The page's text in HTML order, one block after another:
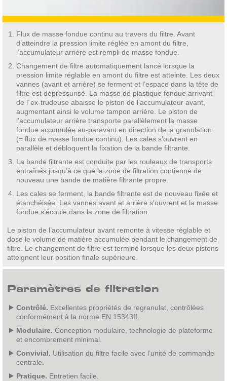
Flux de masse fondue continu au travers du filtre. Avant
d’atteindre la pression limite réglée en amont du filtre,
l’accumulateur arrière est rempli de masse fondue.
Changement de filtre automatiquement lancé lorsque la
pression limite réglable en amont du filtre est atteinte. Les deux
vannes (avant et arrière) se ferment et l’espace dans la tête de
filtre est dépressurisé. La masse de plastique fondue arrivant
de l´ex-trudeuse abaisse le piston de l’accumulateur avant,
augmentant ainsi le volume tampon arrière. Le piston de
l’accumulateur arrière transporte parallèlement la masse
fondue accumulée au-paravant en direction de la granulation
(= flux de masse fondue continu). Les cales s’ouvrent en
parallèle et débloquent la fixation de la bande filtrante.
La bande filtrante est conduite par les rouleaux de transports
entraînés jusqu’à ce que la zone de filtration contienne de
nouveau une bande de matière filtrante propre.
Les cales se ferment, la bande filtrante est de nouveau fixée et
étanchéisée. Les vannes avant et arrière s’ouvrent et la masse
fondue s’écoule dans la zone de filtration.
Le piston de l’accumulateur avant remonte à vitesse réglable et
dose le volume de matière accumulée pendant le changement de
filtre. Le changement de filtre est terminé lorsque les deux pistons
atteignent leur position finale supérieure.
Paramètres de filtration
Contrôlé. Excellentes propriétés de regranulat, contrôlées
conformément à la norme EN 15343ff.
Modulaire. Conception modulaire, technologie de plateforme
et encombrement minimal.
Convivial. Utilisation du filtre facile avec l’unité de commande
centrale.
Pratique. Entretien facile.